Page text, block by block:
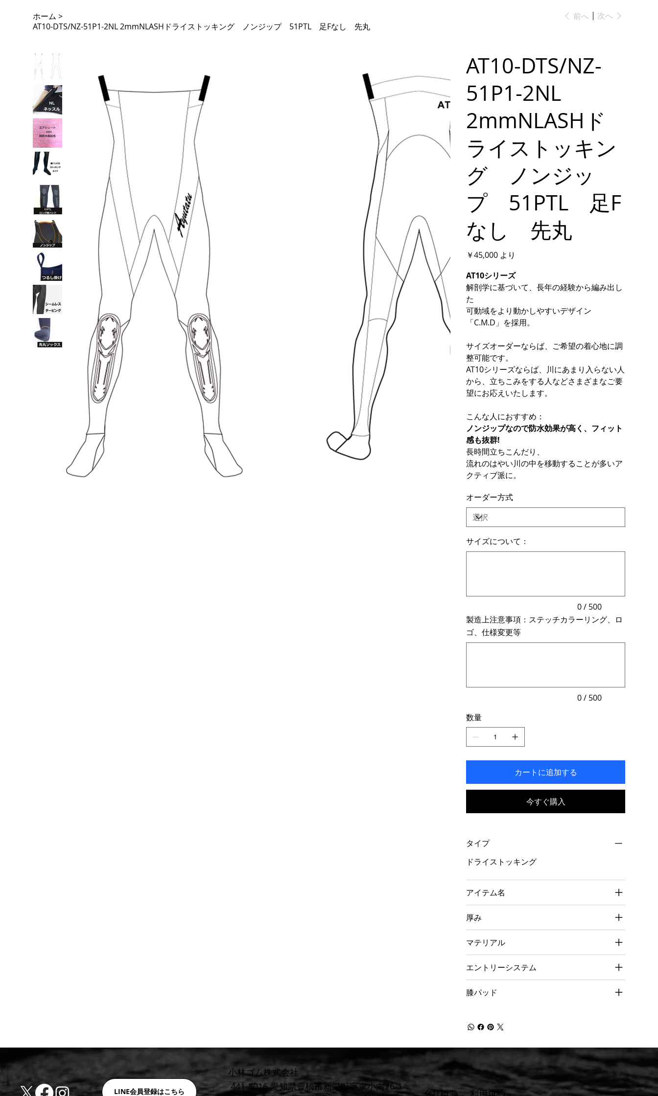
ホーム >
AT10-DTS/NZ-51P1-2NL 2mmNLASHドライストッキング ノンジップ 51PTL 足Fなし 先丸
前へ 次へ
AT10-DTS/NZ-
51P1-2NL
2mmNLASHド
ライストッキン
グ ノンジッ
プ 51PTL 足F
なし 先丸
価
格
￥45,000 より
AT10シリーズ
解剖学に基づいて、長年の経験から編み出し
た
可動域をより動かしやすいデザイン
「C.M.D」を採用。
サイズオーダーならば、ご希望の着心地に調
整可能です。
AT10シリーズならば、川にあまり入らない人
から、立ちこみをする人などさまざまなご要
望にお応えいたします。
こんな人におすすめ：
ノンジップなので防水効果が高く、フィット
感も抜群!
長時間立ちこんだり、
流れのはやい川の中を移動することが多いア
クティブ派に。
オーダー方式
サイズについて：
入
き
ま
す。
0 / 500
製造上注意事項：ステッチカラーリング、ロ
ゴ、仕様変更等
入
ま
す。
0 / 500
数量
カートに追加する
今すぐ購入
タイプ
ドライストッキング
アイテム名
厚み
マテリアル
エントリーシステム
膝パッド
LINE会員登録はこちら
小林ゴム株式会社
441-8016 愛知県豊橋市新栄町字東小向76-1
​会社概要 ​利用規約